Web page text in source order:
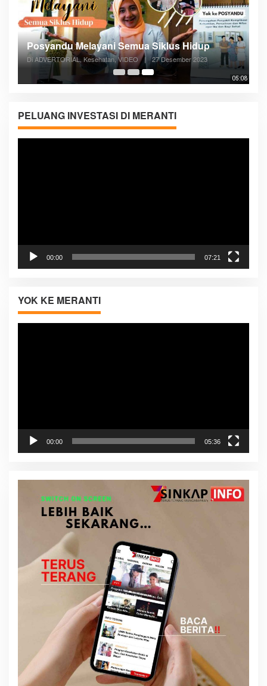
05:08
Posyandu Melayani Semua Siklus Hidup
Di ADVERTORIAL, Kesehatan, VIDEO | 27 Desember 2023
PELUANG INVESTASI DI MERANTI
00:00 07:21
YOK KE MERANTI
Pemutar
00:00 05:36